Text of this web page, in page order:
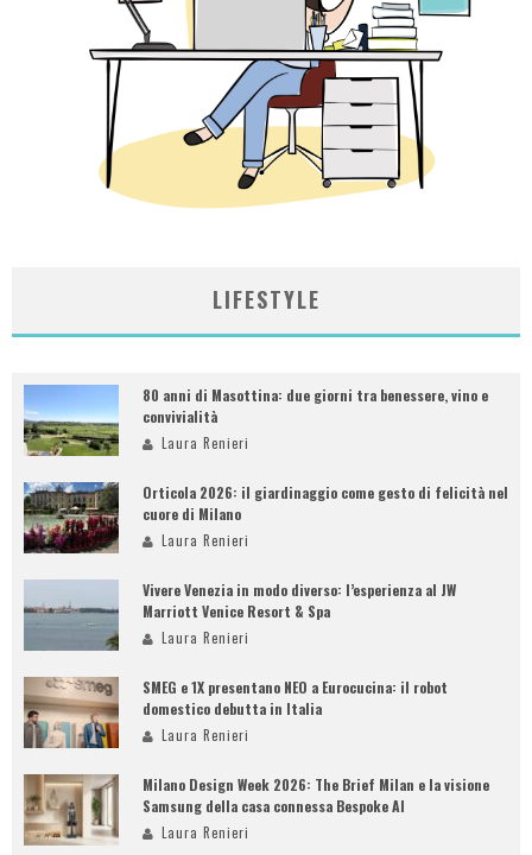
LIFESTYLE
80 anni di Masottina: due giorni tra benessere, vino e
convivialità
Laura Renieri
Orticola 2026: il giardinaggio come gesto di felicità nel
cuore di Milano
Laura Renieri
Vivere Venezia in modo diverso: l’esperienza al JW
Marriott Venice Resort & Spa
Laura Renieri
SMEG e 1X presentano NEO a Eurocucina: il robot
domestico debutta in Italia
Laura Renieri
Milano Design Week 2026: The Brief Milan e la visione
Samsung della casa connessa Bespoke AI
Laura Renieri